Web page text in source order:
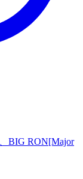
BIG RON[Major